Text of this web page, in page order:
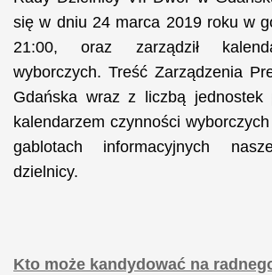
się w dniu 24 marca 2019 roku w
21:00, oraz zarządził
wyborczych. Treść Zarządzenia
Gdańska wraz z liczbą jednostek
kalendarzem czynności
gablotach informacyjnych
dzielnicy.
Kto może kandydować na